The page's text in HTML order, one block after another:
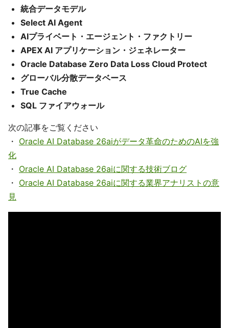
統合データモデル
Select AI Agent
AIプライベート・エージェント・ファクトリー
APEX AI アプリケーション・ジェネレーター
Oracle Database Zero Data Loss Cloud Protect
グローバル分散データベース
True Cache
SQL ファイアウォール
次の記事をご覧ください
・ Oracle AI Database 26aiがデータ革命のためのAIを強
化
・ Oracle AI Database 26aiに関する技術ブログ
・ Oracle AI Database 26aiに関する業界アナリストの意
見